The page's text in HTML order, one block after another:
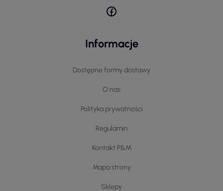
Informacje
Dostępne formy dostawy
O nas
Polityka prywatności
Regulamin
Kontakt P&M
Mapa strony
Sklepy